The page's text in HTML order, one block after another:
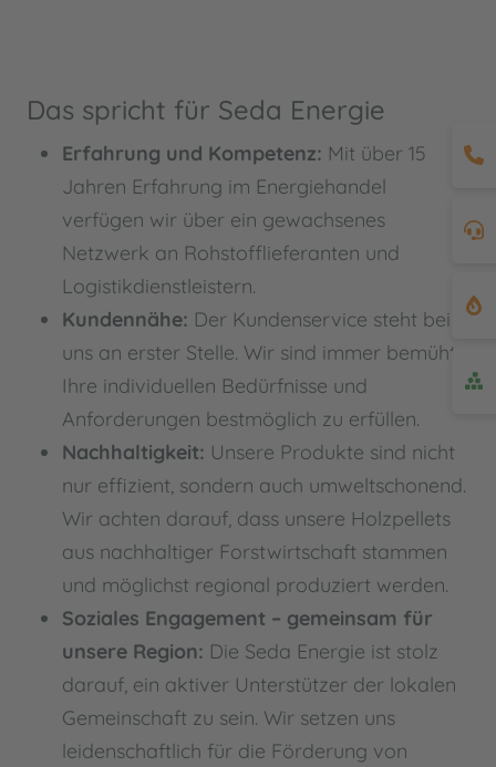
Das spricht für Seda Energie
Erfahrung und Kompetenz: Mit über 15
Jahren Erfahrung im Energiehandel
verfügen wir über ein gewachsenes
Netzwerk an Rohstofflieferanten und
Logistikdienstleistern.
Kundennähe: Der Kundenservice steht bei
uns an erster Stelle. Wir sind immer bemüht,
Ihre individuellen Bedürfnisse und
Anforderungen bestmöglich zu erfüllen.
Nachhaltigkeit: Unsere Produkte sind nicht
nur effizient, sondern auch umweltschonend.
Wir achten darauf, dass unsere Holzpellets
aus nachhaltiger Forstwirtschaft stammen
und möglichst regional produziert werden.
Soziales Engagement – gemeinsam für
unsere Region: Die Seda Energie ist stolz
darauf, ein aktiver Unterstützer der lokalen
Gemeinschaft zu sein. Wir setzen uns
leidenschaftlich für die Förderung von